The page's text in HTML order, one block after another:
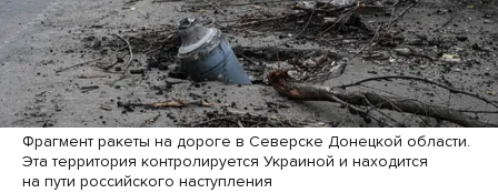
Фрагмент ракеты на дороге в Северске Донецкой области.
Эта территория контролируется Украиной и находится
на пути российского наступления